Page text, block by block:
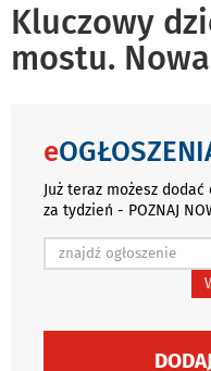
Kluczowy
mostu.
e
Już teraz możesz
za tydzień - POZNAJ